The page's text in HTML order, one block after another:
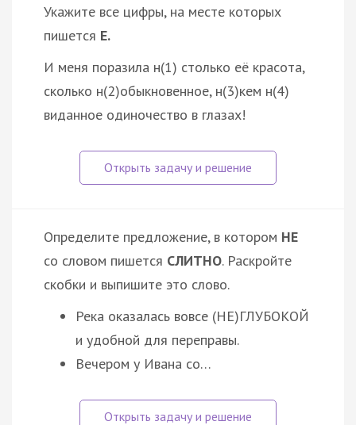
Укажите все цифры, на месте которых
пишется Е.
И меня поразила н(1) столько её красота,
сколько н(2)обыкновенное, н(3)кем н(4)
виданное одиночество в глазах!
Определите предложение, в котором НЕ
со словом пишется СЛИТНО. Раскройте
скобки и выпишите это слово.
Река оказалась вовсе (НЕ)ГЛУБОКОЙ
и удобной для переправы.
Вечером у Ивана со…